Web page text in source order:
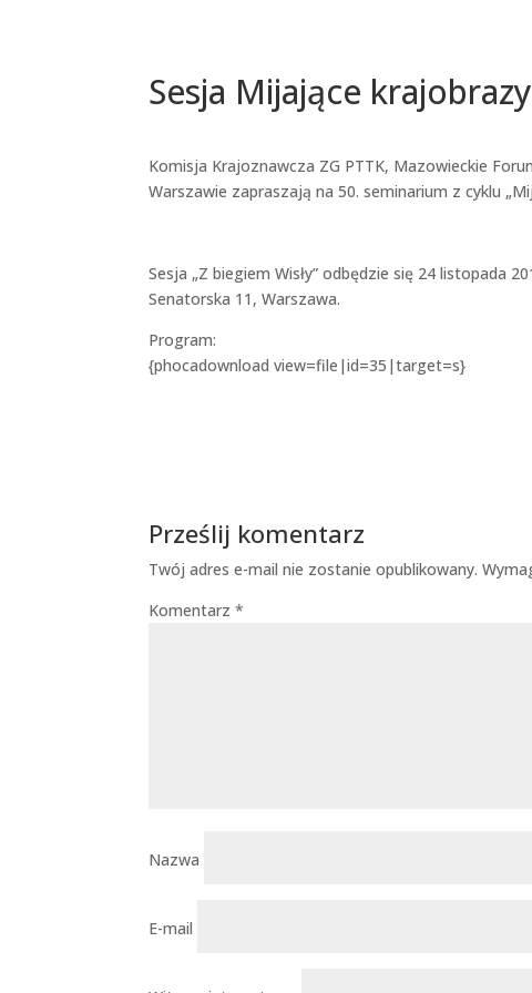
Sesja Mijające
Komisja Krajoznawcza ZG PTTK, Mazowieckie
Warszawie zapraszają na 50. seminarium z cyklu
Sesja „Z biegiem Wisły” odbędzie się 24 listopada
Senatorska 11, Warszawa.
Program:
{phocadownload view=file|id=35|target=s}
Prześlij komentarz
Twój adres e-mail nie zostanie opublikowany.
Komentarz*
Nazwa
E-mail